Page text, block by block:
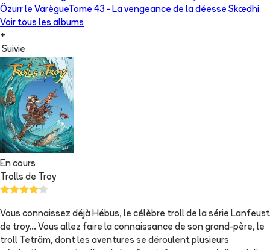
Özurr le VarègueTome 43 - La vengeance de la déesse Skædhi
Voir tous les albums
+
Suivie
En cours
Trolls de Troy
Vous connaissez déjà Hébus, le célèbre troll de la série Lanfeust
de troy... Vous allez faire la connaissance de son grand-père, le
troll Teträm, dont les aventures se déroulent plusieurs